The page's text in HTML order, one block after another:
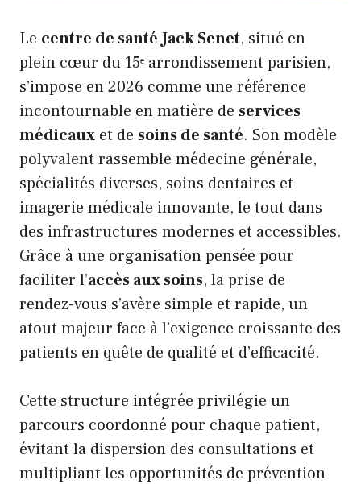
Le centre de santé Jack Senet, situé en
plein cœur du 15ᵉ arrondissement parisien,
s’impose en 2026 comme une référence
incontournable en matière de services
médicaux et de soins de santé. Son modèle
polyvalent rassemble médecine générale,
spécialités diverses, soins dentaires et
imagerie médicale innovante, le tout dans
des infrastructures modernes et accessibles.
Grâce à une organisation pensée pour
faciliter l’accès aux soins, la prise de
rendez-vous s’avère simple et rapide, un
atout majeur face à l’exigence croissante des
patients en quête de qualité et d’efficacité.
Cette structure intégrée privilégie un
parcours coordonné pour chaque patient,
évitant la dispersion des consultations et
multipliant les opportunités de prévention